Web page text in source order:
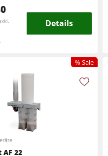
Details
% Sale
22